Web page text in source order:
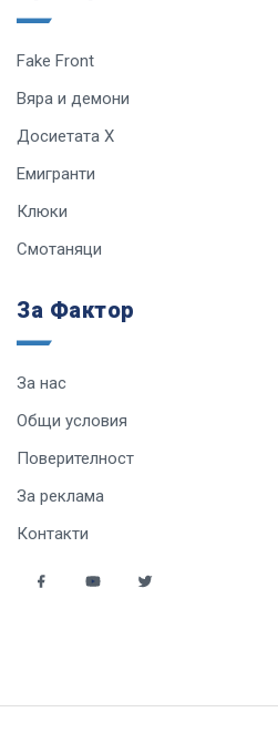
Fake Front
Вяра и демони
Досиетата Х
Емигранти
Клюки
Смотаняци
За Фактор
За нас
Общи условия
Поверителност
За реклама
Контакти